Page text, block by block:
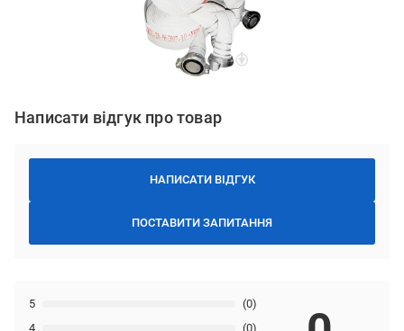
Написати відгук про товар
НАПИСАТИ ВІДГУК
ПОСТАВИТИ ЗАПИТАННЯ
4 (0)
5 (0)